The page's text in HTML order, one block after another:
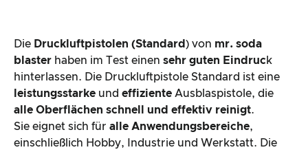
Produktverarbeitung & Erscheinungsbild
Der Praxistest
Preis-/ Leistungsverhältnis
Die Druckluftpistolen (Standard) von mr. soda
blaster haben im Test einen sehr guten Eindruck
hinterlassen. Die Druckluftpistole Standard ist eine
leistungsstarke und effiziente Ausblaspistole, die
alle Oberflächen schnell und effektiv reinigt.
Sie eignet sich für alle Anwendungsbereiche,
einschließlich Hobby, Industrie und Werkstatt. Die